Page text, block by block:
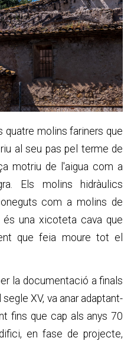
quatre molins fariners que
al seu pas pel terme de
motriu de l'aigua com a
Els molins hidràulics
com a molins de
una xicoteta cava que
que feia moure tot el
la documentació a finals
XV, va anar adaptant-
fins que cap als anys 70
en fase de projecte,